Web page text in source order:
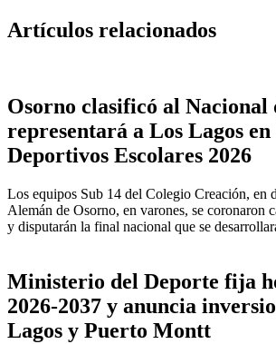
Artículos relacionados
Osorno clasificó al Nacional
representará a Los Lagos en
Deportivos Escolares 2026
Los equipos Sub 14 del Colegio Creación, en
Alemán de Osorno, en varones, se coronaron
y disputarán la final nacional que se
Ministerio del Deporte fija
2026-2037 y anuncia
Lagos y Puerto Montt